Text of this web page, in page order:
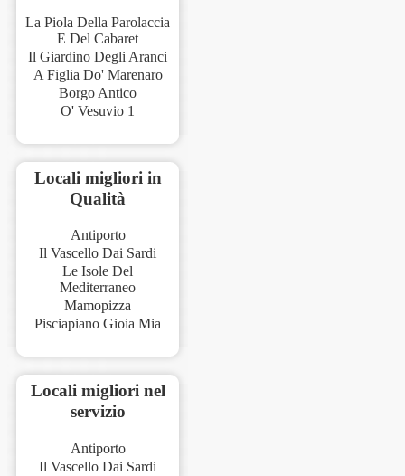
La Piola Della Parolaccia
E Del Cabaret
Il Giardino Degli Aranci
A Figlia Do' Marenaro
Borgo Antico
O' Vesuvio 1
Locali migliori in
Qualità
Antiporto
Il Vascello Dai Sardi
Le Isole Del
Mediterraneo
Mamopizza
Pisciapiano Gioia Mia
Locali migliori nel
servizio
Antiporto
Il Vascello Dai Sardi